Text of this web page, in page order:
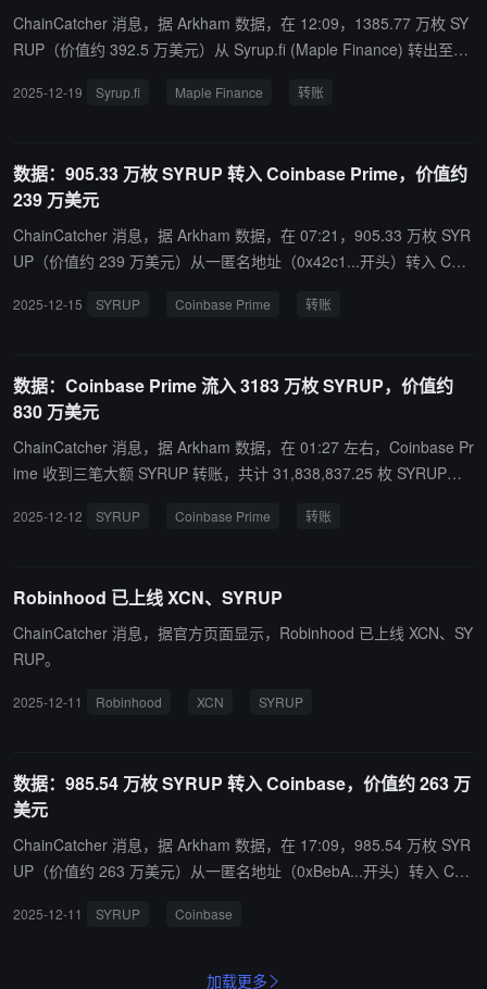
ChainCatcher 消息，据 Arkham 数据，在 12:09，1385.77 万枚 SY
RUP（价值约 392.5 万美元）从 Syrup.fi (Maple Finance) 转出至一
2025-12-19 Syrup.fi Maple Finance 转账
数据：905.33 万枚 SYRUP 转入 Coinbase Prime，价值约
239 万美元
ChainCatcher 消息，据 Arkham 数据，在 07:21，905.33 万枚 SYR
UP（价值约 239 万美元）从一匿名地址（0x42c1...开头）转入 Coin
2025-12-15 SYRUP Coinbase Prime 转账
数据：Coinbase Prime 流入 3183 万枚 SYRUP，价值约
830 万美元
ChainCatcher 消息，据 Arkham 数据，在 01:27 左右，Coinbase Pr
ime 收到三笔大额 SYRUP 转账，共计 31,838,837.25 枚 SYRUP
SYRUP（价值约 613 万美元）从 ParaFi Capital 转入 Coinbase Pri
15,800,776.87 枚 SYRUP（价值约 412 万美元）从匿名地址（0xE3
7B...开头）转入 Coinbase Prime。
2025-12-12 SYRUP Coinbase Prime 转账
Robinhood 已上线 XCN、SYRUP
ChainCatcher 消息，据官方页面显示，Robinhood 已上线 XCN、SY
RUP。
2025-12-11 Robinhood XCN SYRUP
数据：985.54 万枚 SYRUP 转入 Coinbase，价值约 263 万
美元
ChainCatcher 消息，据 Arkham 数据，在 17:09，985.54 万枚 SYR
UP（价值约 263 万美元）从一匿名地址（0xBebA...开头）转入 Coi
2025-12-11 SYRUP Coinbase
加载更多